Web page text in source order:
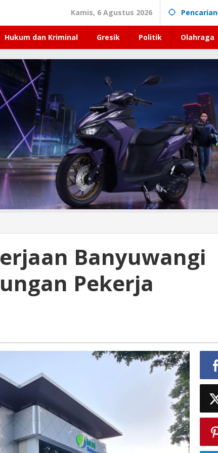
Kamis, 6 Agustus 2026 Pencarian
Hukum dan Kriminal Gresik Politik Olahraga
Banyuwangi
Pekerja